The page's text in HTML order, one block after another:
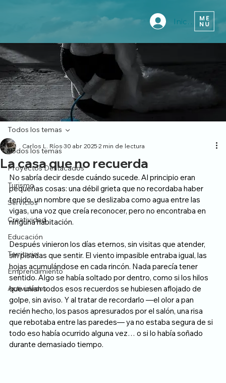
Iniciar sesión
Todos los temas
Proyectos Destacados
Turismo
Servicios
Creatividad
Educación
Territorio
Emprendimiento
Actividades
Todos los temas
La casa que no recuerda
Carlos L. Ríos 30 abr 2025 2 min de lectura
No sabría decir desde cuándo sucede. Al principio eran
pequeñas cosas: una débil grieta que no recordaba haber
tenido, un nombre que se deslizaba como agua entre las
vigas, una voz que creía reconocer, pero no encontraba en
ninguna habitación.
Después vinieron los días eternos, sin visitas que atender,
sin pisadas que sentir. El viento impasible entraba igual, las
hojas acumulándose en cada rincón. Nada parecía tener
sentido. Algo se había soltado por dentro, como si los hilos
que unían todos esos recuerdos se hubiesen aflojado de
golpe, sin aviso. Y al tratar de recordarlo —el olor a pan
recién hecho, los pasos apresurados por el salón, una risa
que rebotaba entre las paredes— ya no estaba segura de si
todo eso había ocurrido alguna vez… o si lo había soñado
durante demasiado tiempo.